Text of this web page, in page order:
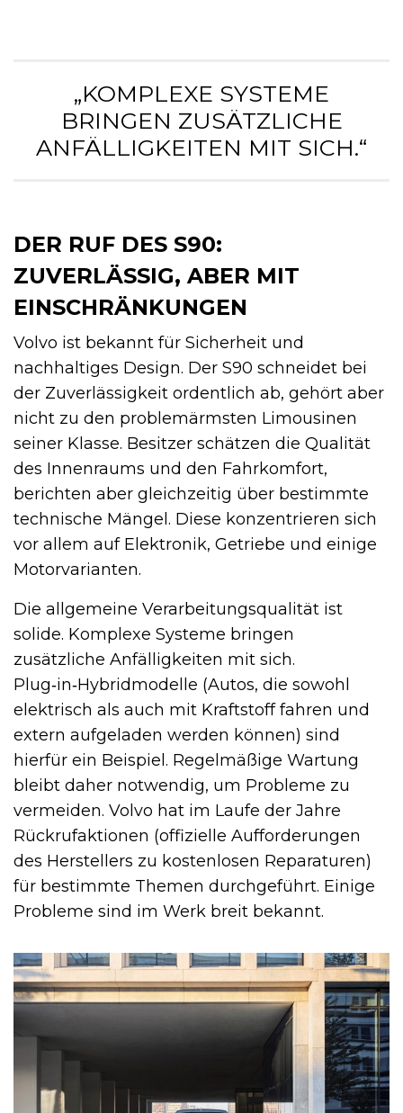
„KOMPLEXE SYSTEME
BRINGEN ZUSÄTZLICHE
ANFÄLLIGKEITEN MIT SICH.“
DER RUF DES S90:
ZUVERLÄSSIG, ABER MIT
EINSCHRÄNKUNGEN
Volvo ist bekannt für Sicherheit und
nachhaltiges Design. Der S90 schneidet bei
der Zuverlässigkeit ordentlich ab, gehört aber
nicht zu den problemärmsten Limousinen
seiner Klasse. Besitzer schätzen die Qualität
des Innenraums und den Fahrkomfort,
berichten aber gleichzeitig über bestimmte
technische Mängel. Diese konzentrieren sich
vor allem auf Elektronik, Getriebe und einige
Motorvarianten.
Die allgemeine Verarbeitungsqualität ist
solide. Komplexe Systeme bringen
zusätzliche Anfälligkeiten mit sich.
Plug‑in‑Hybridmodelle (Autos, die sowohl
elektrisch als auch mit Kraftstoff fahren und
extern aufgeladen werden können) sind
hierfür ein Beispiel. Regelmäßige Wartung
bleibt daher notwendig, um Probleme zu
vermeiden. Volvo hat im Laufe der Jahre
Rückrufaktionen (offizielle Aufforderungen
des Herstellers zu kostenlosen Reparaturen)
für bestimmte Themen durchgeführt. Einige
Probleme sind im Werk breit bekannt.